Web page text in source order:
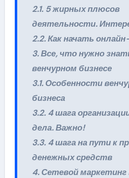
2.1. 5 жирных плюсов
деятельности.
2.2. Как начать
3. Все, что нужно
венчурном бизнесе
3.1. Особенности
бизнеса
3.2. 4 шага
дела. Важно!
3.3. 4 шага на пути к
денежных средств
4. Сетевой маркетинг